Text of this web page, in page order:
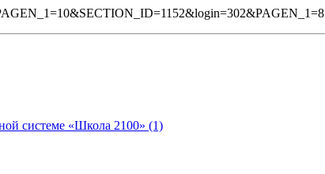
системе «Школа 2100» (1)